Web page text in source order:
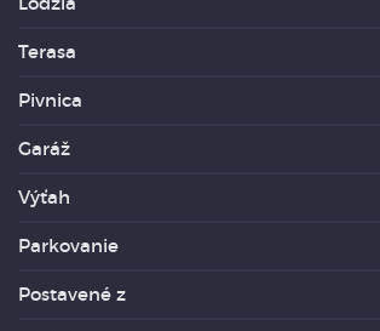
Terasa
Pivnica
Garáž
Výťah
Parkovanie
Postavené z